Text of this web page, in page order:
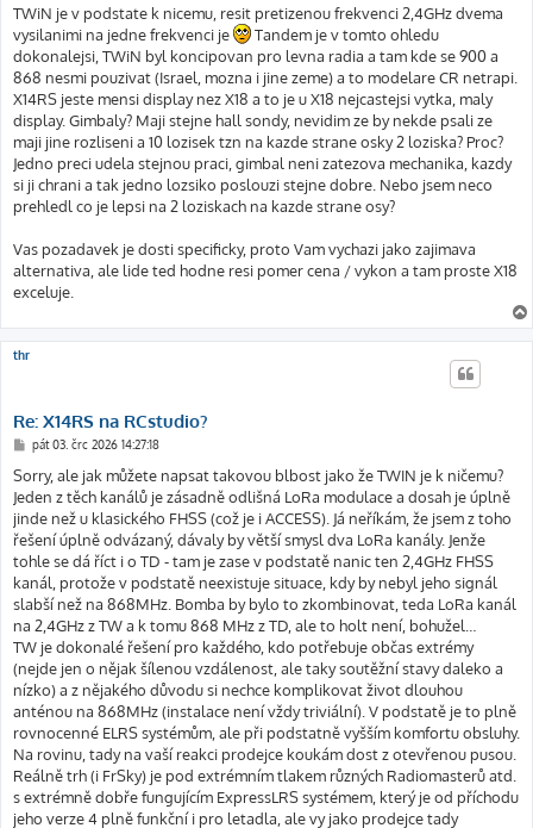
í
s
p
ě
v
e
k
TWiN je v podstate k nicemu, resit pretizenou frekvenci 2,4GHz dvema
vysilanimi na jedne frekvenci je
Tandem je v tomto ohledu
dokonalejsi, TWiN byl koncipovan pro levna radia a tam kde se 900 a
868 nesmi pouzivat (Israel, mozna i jine zeme) a to modelare CR netrapi.
X14RS jeste mensi display nez X18 a to je u X18 nejcastejsi vytka, maly
display. Gimbaly? Maji stejne hall sondy, nevidim ze by nekde psali ze
maji jine rozliseni a 10 lozisek tzn na kazde strane osky 2 loziska? Proc?
Jedno preci udela stejnou praci, gimbal neni zatezova mechanika, kazdy
si ji chrani a tak jedno lozsiko poslouzi stejne dobre. Nebo jsem neco
prehledl co je lepsi na 2 loziskach na kazde strane osy?
Vas pozadavek je dosti specificky, proto Vam vychazi jako zajimava
alternativa, ale lide ted hodne resi pomer cena / vykon a tam proste X18
exceluje.
thr
Re: X14RS na RCstudio?
P
í
s
p
ě
v
e
k
pát 03. črc 2026 14:27:18
Sorry, ale jak můžete napsat takovou blbost jako že TWIN je k ničemu?
Jeden z těch kanálů je zásadně odlišná LoRa modulace a dosah je úplně
jinde než u klasického FHSS (což je i ACCESS). Já neříkám, že jsem z toho
řešení úplně odvázaný, dávaly by větší smysl dva LoRa kanály. Jenže
tohle se dá říct i o TD - tam je zase v podstatě nanic ten 2,4GHz FHSS
kanál, protože v podstatě neexistuje situace, kdy by nebyl jeho signál
slabší než na 868MHz. Bomba by bylo to zkombinovat, teda LoRa kanál
na 2,4GHz z TW a k tomu 868 MHz z TD, ale to holt není, bohužel…
TW je dokonalé řešení pro každého, kdo potřebuje občas extrémy
(nejde jen o nějak šílenou vzdálenost, ale taky soutěžní stavy daleko a
nízko) a z nějakého důvodu si nechce komplikovat život dlouhou
anténou na 868MHz (instalace není vždy triviální). V podstatě je to plně
rovnocenné ELRS systémům, ale při podstatně vyšším komfortu obsluhy.
Na rovinu, tady na vaší reakci prodejce koukám dost z otevřenou pusou.
Reálně trh (i FrSky) je pod extrémním tlakem různých Radiomasterů atd.
s extrémně dobře fungujícím ExpressLRS systémem, který je od příchodu
jeho verze 4 plně funkční i pro letadla, ale vy jako prodejce tady